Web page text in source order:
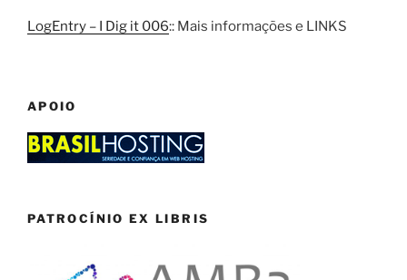
LogEntry – I Dig it 006:: Mais informações e LINKS
APOIO
PATROCÍNIO EX LIBRIS